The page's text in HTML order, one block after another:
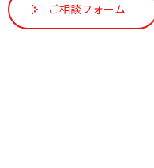
ご相談フォーム